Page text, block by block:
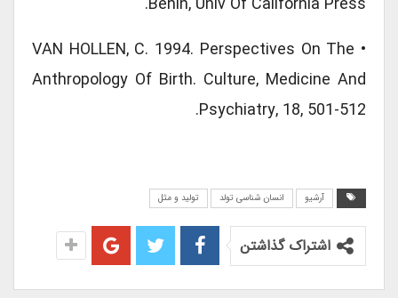
• VAN HOLLEN, C. 1994. Perspectives On The
Anthropology Of Birth. Culture, Medicine And
Psychiatry, 18, 501-512.
آرشیو انسان شناسی تولد تولید و مثل
اشتراک گذاشتن